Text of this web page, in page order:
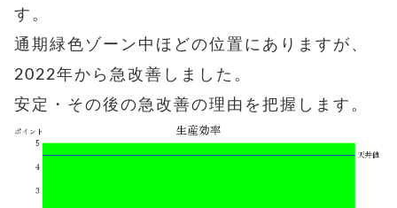
す。
通期緑色ゾーン中ほどの位置にありますが、
2022年から急改善しました。
安定・その後の急改善の理由を把握します。